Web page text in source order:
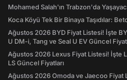
Mohamed Salah'ın Trabzon'da
Koca Köyü Tek Bir Binaya Taşıdılar:
Ağustos 2026 BYD Fiyat Listesi! İşte
U DM-i, Tang ve Seal U EV Güncel
Ağustos 2026 Lexus Fiyat Listesi! İşte
LS Güncel Fiyatları
Ağustos 2026 Omoda ve Jaecoo Fiyat